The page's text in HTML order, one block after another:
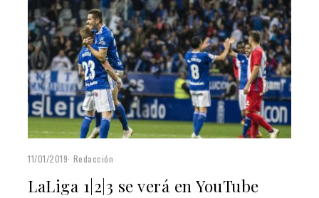
11/01/2019 Redacción
LaLiga 1|2|3 se verá en YouTube